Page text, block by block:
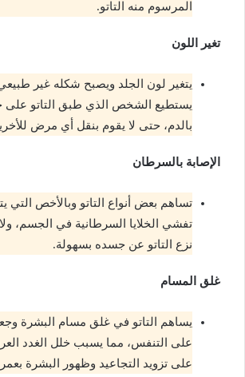
المرسوم منه التاتو.
تغير اللون
يتغير لون الجلد ويصبح شكله غير طبيعي
يستطيع الشخص الذي طبق التاتو على
بالدم، حتى لا يقوم بنقل أي مرض
الإصابة بالسرطان
تساهم بعض أنواع التاتو وبالأخص التي
تفشي الخلايا السرطانية في الجسم،
نزع التاتو عن جسده بسهولة.
غلق المسام
يساهم التاتو في غلق مسام البشرة
على التنفس، مما يسبب خلل الغدد
على تزويد التجاعيد وظهور البشرة بعمر